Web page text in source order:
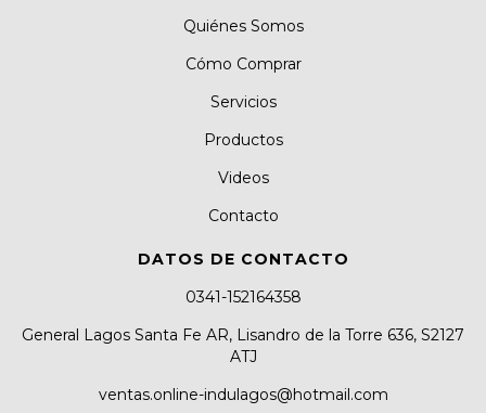
Quiénes Somos
Cómo Comprar
Servicios
Productos
Videos
Contacto
DATOS DE CONTACTO
0341-152164358
General Lagos Santa Fe AR, Lisandro de la Torre 636, S2127
ATJ
ventas.online-indulagos@hotmail.com